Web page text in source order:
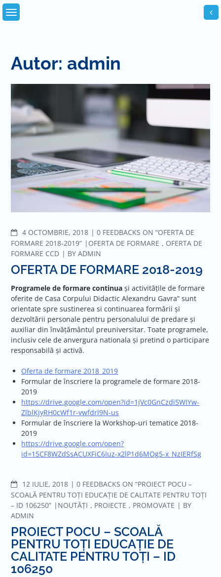
Skip
Autor: admin
4 OCTOMBRIE, 2018 COMMENTS
0 FEEDBACKS ON “OFERTA DE
FORMARE 2018-2019”
OFERTA DE FORMARE , OFERTA DE
FORMARE CCD
BYADMIN
OFERTA DE FORMARE 2018-2019
Programele de formare continua și activitățile de formare
oferite de Casa Corpului Didactic Alexandru Gavra” sunt
orientate spre sustinerea si continuarea formării și
dezvoltării personale pentru personalului de predare și
auxiliar din învățământul preuniversitar. Toate programele,
inclusiv cele de anvergura nationala și pretind o participare
responsabilă și activă.
Oferta de formare 2018_2019
Formular de înscriere la programele de formare 2018-
2019
https://drive.google.com/open?id=1jVc0GnCzdi5WIYw-
ZlblKjyRH0cWf1r-vwfdrl9N-us
Formular de înscriere la Workshop-uri tematice 2018-
2019
https://drive.google.com/open?
id=15CF8WZdSsACUXFiC6Iuz-x2lP1d6MOg5-x_NzIERfSg
12 IULIE, 2018 COMMENTS
0 FEEDBACKS ON “PROIECT POCU –
SCOALĂ PENTRU TOȚI EDUCAȚIE DE CALITATE PENTRU TOȚI
– ID 106250”
NOUTĂȚI , PROIECTE , PROMOVATE
BY
ADMIN
PROIECT POCU – SCOALĂ
PENTRU TOȚI EDUCAȚIE DE
CALITATE PENTRU TOȚI – ID
106250